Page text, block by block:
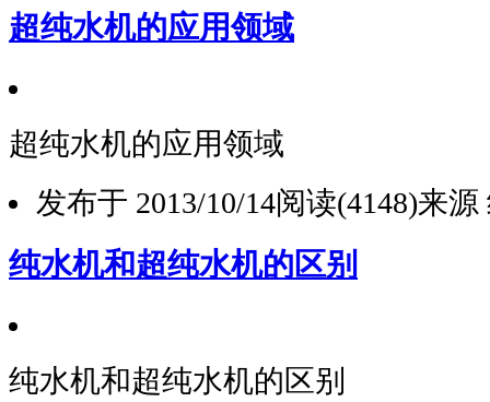
超纯水机的应用领域
超纯水机的应用领域
发布于 2013/10/14阅读(4148)来源
纯水机和超纯水机的区别
纯水机和超纯水机的区别